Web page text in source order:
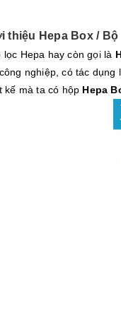
thiệu Hepa Box / Bộ
lọc Hepa hay còn gọi là
nghiệp, có tác
kế mà ta có hộp Hepa